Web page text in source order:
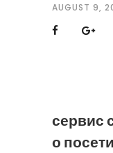
AUGUST 9,
сервис
о